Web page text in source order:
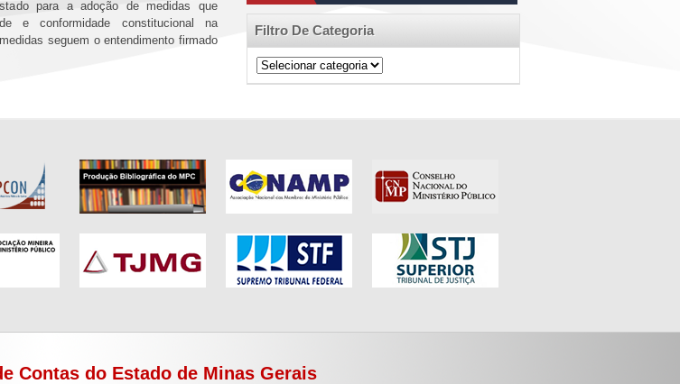
Filtro De Categoria
Filtro
para a adoção de medidas que
e conformidade constitucional na
seguem o entendimento firmado
Contas do Estado de Minas Gerais